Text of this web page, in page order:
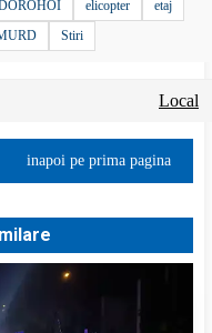
elicopter
etaj
Stiri
Local
inapoi pe prima pagina